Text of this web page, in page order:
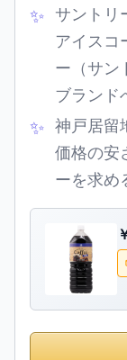
サントリ
アイスコ
ー（サン
ブランド
神戸居留
価格の安
ーを求め